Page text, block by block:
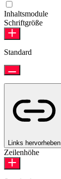
Inhaltsmodule
Schriftgröße
Standard
Links hervorheben
Zeilenhöhe